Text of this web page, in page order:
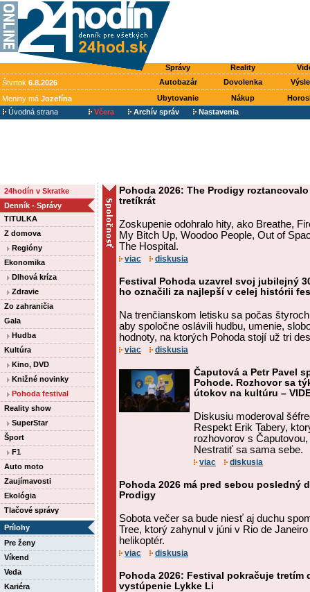
Správy Reality
Štvrtok 6.8.2026 Autobazár Dovolenka
Meniny má Jozefína Ubytovanie Nákup
Úvodná strana
Včera Archív správ Nastavenia
24hodín v Skratke
Denník - Správy
TITULKA
Z domova
Regióny
Ekonomika
Dlhová kríza
Zdravie
Zo zahraničia
Gala
Hudba
Kultúra
Kino, DVD
Knižné novinky
Pohoda festival
Reality show
SuperStar
Šport
F1
Auto moto
Zaujímavosti
Ekológia
Tlačové správy
Prílohy
Pre ženy
Víkend
Veda
Kariéra
Pohoda 2026: The Prodigy
tretíkrát
Zoskupenie odohralo hity, ako Breathe,
My Bitch Up, Woodoo People, Out of
The Hospital.
viac diskusia
Festival Pohoda uzavrel svoj jubilejný
ho označili za najlepší v celej histórii
Na trenčianskom letisku sa počas
aby spoločne oslávili hudbu, umenie,
hodnoty, na ktorých Pohoda stojí už tri
viac diskusia
Čaputová a Petr Pavel
Pohode. Rozhovor sa
útokov na kultúru –
Diskusiu moderoval
Respekt Erik Tabery,
rozhovorov s
Nestratiť sa sama sebe.
viac diskusia
Pohoda 2026 má pred sebou posledný
Prodigy
Sobota večer sa bude niesť aj duchu
Tree, ktorý zahynul v júni v Rio de
helikoptér.
viac diskusia
Pohoda 2026: Festival pokračuje tretím
vystúpenie Lykke Li